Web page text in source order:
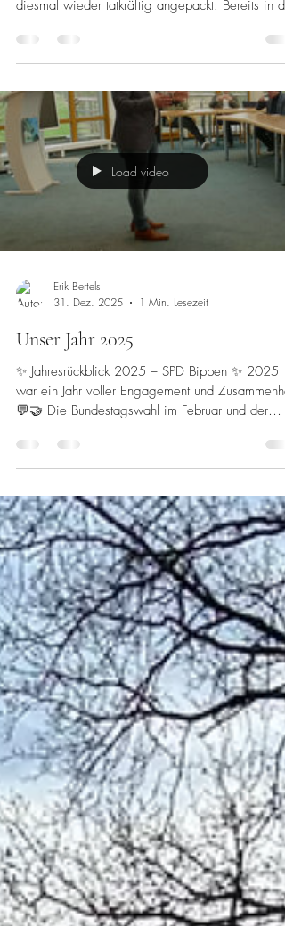
Jahr haben wir vom SPD Ortsverein Bippen auch
diesmal wieder tatkräftig angepackt: Bereits in
vorbereitet und gebaut, um sie nun rechtzeitig
Frühling in unserer Gemeinde aufzuhängen. 🏠🔨
Gemeinsam mit unserem
Samtgemeindebürgermeister Matthias Wübbel,
unserer Bürgermeisterkandidatin Claudia
Schillingmann sowie unseren engagierten
Mitgliedern Achim, Arne und Raphael und
Load video
Erik Bertels
31. Dez. 2025
Unser Jahr 2025
war ein Jahr voller Engagement und
💬🤝 Die Bundestagswahl im Februar und der
Highlights und haben gezeigt, wie wichtig
politische Beteiligung ist. 🗳️🏛️ Dazu kamen viele
Aktionen und Gespräche vor Ort, bei denen wir
gemeinsam unsere Gemeinde gestaltet haben. ❤️
Danke an alle Unterstützerinnen und Unterstützer,
Helfer*innen und Mitglieder – ohne euch wäre
dieses Jahr nicht möglich